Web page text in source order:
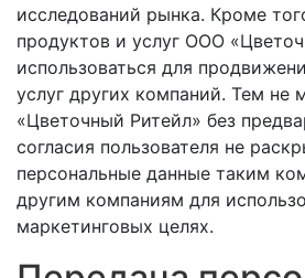
исследований рынка. Кроме
продуктов и услуг ООО
использоваться для
услуг других компаний. Тем не
«Цветочный Ритейл» без
согласия пользователя не
персональные данные таким
другим компаниям для
маркетинговых целях.